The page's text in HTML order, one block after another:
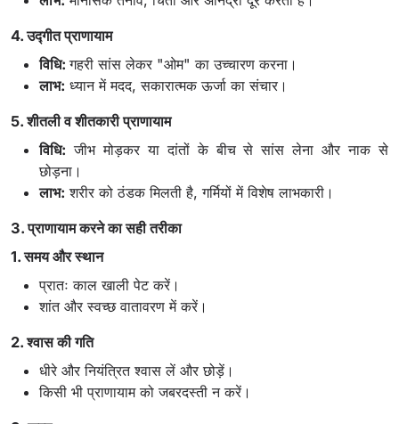
4. उद्गीत प्राणायाम
विधि:गहरी सांस लेकर "ओम" का उच्चारण करना।
लाभ: ध्यान में मदद, सकारात्मक ऊर्जा का संचार।
5. शीतली व शीतकारी प्राणायाम
विधि: जीभ मोड़कर या दांतों के बीच से सांस लेना और नाक से
छोड़ना।
लाभ: शरीर को ठंडक मिलती है, गर्मियों में विशेष लाभकारी।
3. प्राणायाम करने का सही तरीका
1. समय और स्थान
प्रातः काल खाली पेट करें।
शांत और स्वच्छ वातावरण में करें।
2. श्वास की गति
धीरे और नियंत्रित श्वास लें और छोड़ें।
किसी भी प्राणायाम को जबरदस्ती न करें।